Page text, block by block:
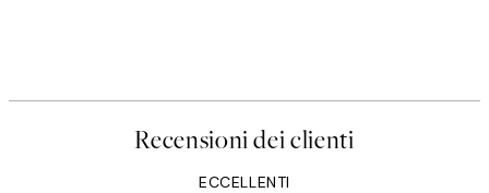
Recensioni dei clienti
ECCELLENTI